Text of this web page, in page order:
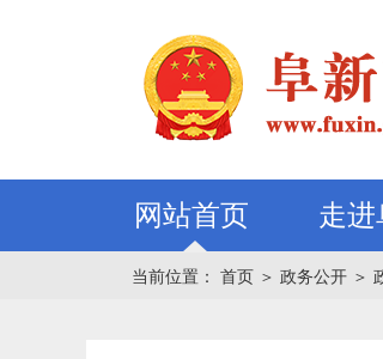
网站首页 走进
当前位置： 首页 ＞ 政务公开 ＞